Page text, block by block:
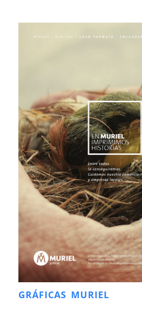
GRÁFICAS MURIEL